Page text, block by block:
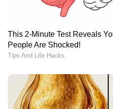
വെള്ളക്കെട്ടിൽ വീണ് റിട്ട.